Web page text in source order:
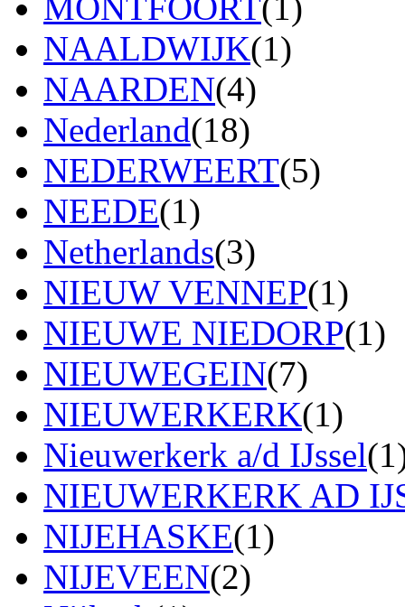
NAALDWIJK(1)
NAARDEN(4)
Nederland(18)
NEDERWEERT(5)
NEEDE(1)
Netherlands(3)
NIEUW VENNEP(1)
NIEUWE NIEDORP(1)
NIEUWEGEIN(7)
NIEUWERKERK(1)
Nieuwerkerk a/d IJssel
NIEUWERKERK AD
NIJEHASKE(1)
NIJEVEEN(2)